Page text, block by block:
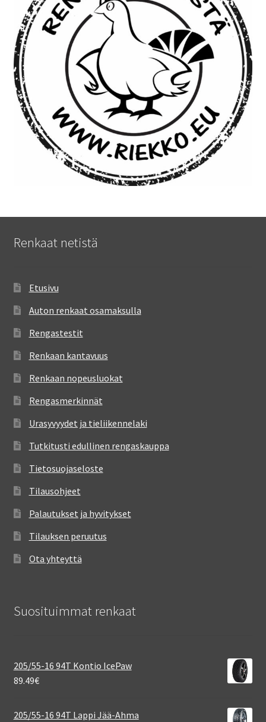
Renkaat netistä
Etusivu
Auton renkaat osamaksulla
Rengastestit
Renkaan kantavuus
Renkaan nopeusluokat
Rengasmerkinnät
Urasyvyydet ja tieliikennelaki
Tutkitusti edullinen rengaskauppa
Tietosuojaseloste
Tilausohjeet
Palautukset ja hyvitykset
Tilauksen peruutus
Ota yhteyttä
Suosituimmat renkaat
205/55-16 94T Kontio IcePaw
89.49€
205/55-16 94T Lappi Jää-Ahma